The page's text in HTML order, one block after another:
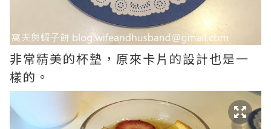
非常精美的杯墊，原來卡片的設計也是一
樣的。